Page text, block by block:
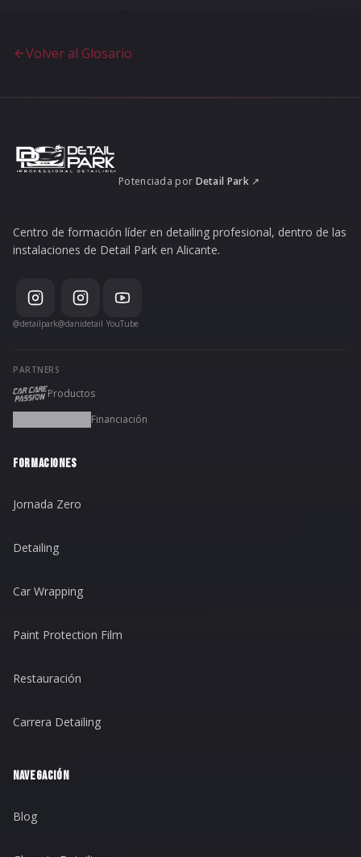
Volver al Glosario
Potenciada por Detail Park↗
Centro de formación líder en detailing profesional, dentro de las
instalaciones de Detail Park en Alicante.
@detailpark@danidetail YouTube
PARTNERS
Productos
Financiación
FORMACIONES
Jornada Zero
Detailing
Car Wrapping
Paint Protection Film
Restauración
Carrera Detailing
NAVEGACIÓN
Blog